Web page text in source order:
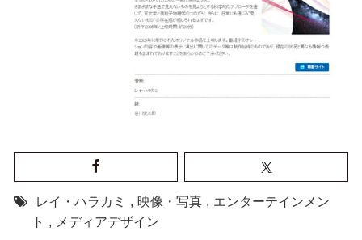
レイ・ハラカミ , 映像・写真 , エンターテインメン
ト , メディアデザイン